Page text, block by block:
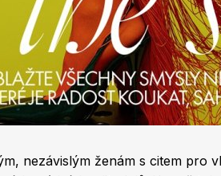
nezávislým ženám s citem